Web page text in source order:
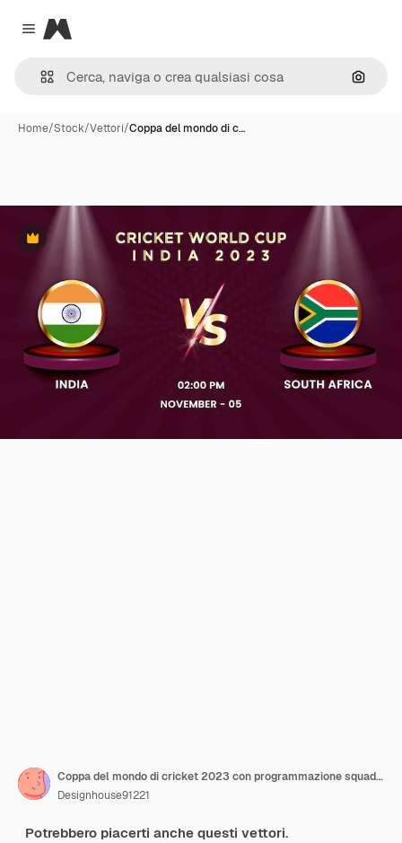
Close menu
Magnific
Cerca
Home/Stock/Vettori/Coppa del mondo di c…
Premium
Coppa del mondo di cricket 2023 con programmazione squadra contro squadra strategia trasmissione modello di progettazione vettoriale
Designhouse91221
Potrebbero piacerti anche questi vettori.